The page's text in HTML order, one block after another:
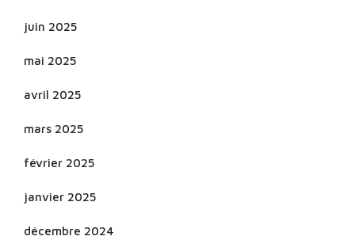
juin 2025
mai 2025
avril 2025
mars 2025
février 2025
janvier 2025
décembre 2024